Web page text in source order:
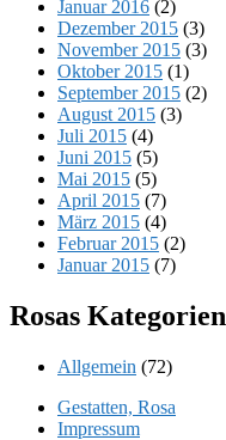
Januar 2016 (2)
Dezember 2015 (3)
November 2015 (3)
Oktober 2015 (1)
September 2015 (2)
August 2015 (3)
Juli 2015 (4)
Juni 2015 (5)
Mai 2015 (5)
April 2015 (7)
März 2015 (4)
Februar 2015 (2)
Januar 2015 (7)
Rosas Kategorien
Allgemein (72)
Gestatten, Rosa
Impressum